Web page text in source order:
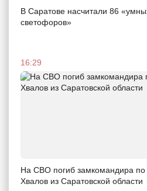
В Саратове насчитали 86
светофоров»
16:29
На СВО погиб замкомандира по
Хвалов из Саратовской области